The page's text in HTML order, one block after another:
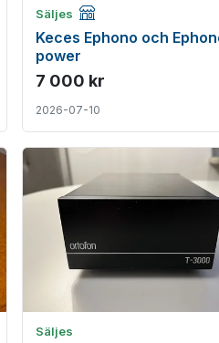
Säljes Företagsannons
Keces Ephono och
power
7 000 kr
2026-07-10
Säljes